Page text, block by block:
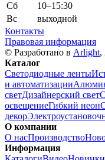
Сб
10–15:30
Вс
выходной
Контакты
Правовая информация
© Разработано в Arlight,
Каталог
Светодиодные ленты
и автоматизации
светДизайнерский свет
освещениеГибкий неон
декор
О компании
О насПроизводство
Информация